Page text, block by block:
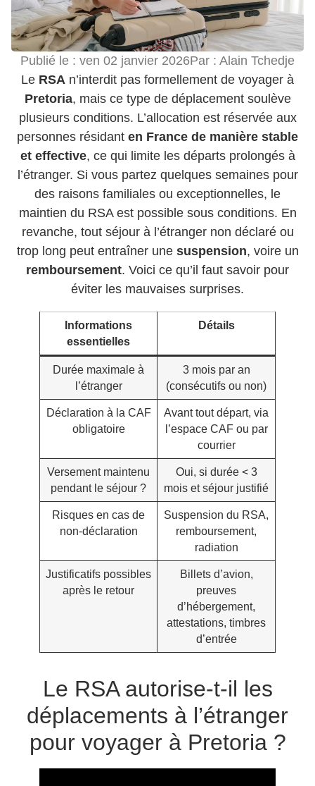
Publié le : ven 02 janvier 2026Par : Alain Tchedje
Le RSA n’interdit pas formellement de voyager à
Pretoria, mais ce type de déplacement soulève
plusieurs conditions. L’allocation est réservée aux
personnes résidant en France de manière stable
et effective, ce qui limite les départs prolongés à
l’étranger. Si vous partez quelques semaines pour
des raisons familiales ou exceptionnelles, le
maintien du RSA est possible sous conditions. En
revanche, tout séjour à l’étranger non déclaré ou
trop long peut entraîner une suspension, voire un
remboursement. Voici ce qu’il faut savoir pour
éviter les mauvaises surprises.
Informations
essentielles
Détails
Durée maximale à
l’étranger
3 mois par an
(consécutifs ou non)
Déclaration à la CAF
obligatoire
Avant tout départ, via
l’espace CAF ou par
courrier
Versement maintenu
pendant le séjour ?
Oui, si durée < 3
mois et séjour justifié
Risques en cas de
non-déclaration
Suspension du RSA,
remboursement,
radiation
Justificatifs possibles
après le retour
Billets d’avion,
preuves
d’hébergement,
attestations, timbres
d’entrée
Le RSA autorise-t-il les
déplacements à l’étranger
pour voyager à Pretoria ?